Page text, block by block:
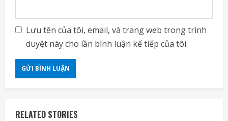
Lưu tên của tôi, email, và trang web trong trình
duyệt này cho lần bình luận kế tiếp của tôi.
RELATED STORIES